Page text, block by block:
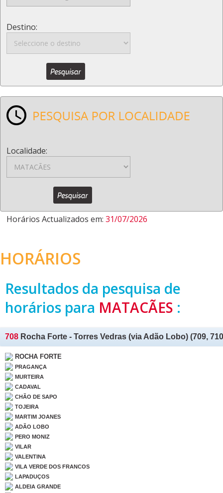
Destino:
Localidade:
Horários Actualizados em: 31/07/2026
HORÁRIOS
Resultados da pesquisa de
horários para MATACÃES :
708 Rocha Forte - Torres Vedras (via Adão Lobo) (709,
ROCHA FORTE
PRAGANÇA
MURTEIRA
CADAVAL
CHÃO DE SAPO
TOJEIRA
MARTIM JOANES
ADÃO LOBO
PERO MONIZ
VILAR
VALENTINA
VILA VERDE DOS FRANCOS
LAPADUÇOS
ALDEIA GRANDE